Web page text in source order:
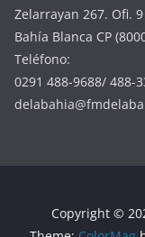
Zelarrayan 267. Ofi. 9
Bahía Blanca CP
Teléfono:
0291 488-9688/ 488-
Copyright ©